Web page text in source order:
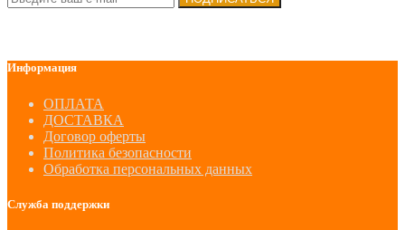
Информация
ОПЛАТА
ДОСТАВКА
Договор оферты
Политика безопасности
Обработка персональных данных
Служба поддержки